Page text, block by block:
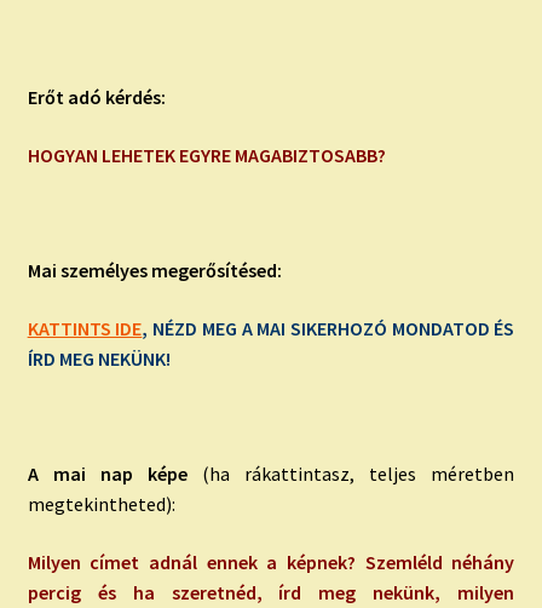
Erőt adó kérdés:
HOGYAN LEHETEK EGYRE MAGABIZTOSABB?
Mai személyes megerősítésed:
KATTINTS IDE, NÉZD MEG A MAI SIKERHOZÓ MONDATOD ÉS
ÍRD MEG NEKÜNK!
A mai nap képe (ha rákattintasz, teljes méretben
megtekintheted):
Milyen címet adnál ennek a képnek? Szemléld néhány
percig és ha szeretnéd, írd meg nekünk, milyen